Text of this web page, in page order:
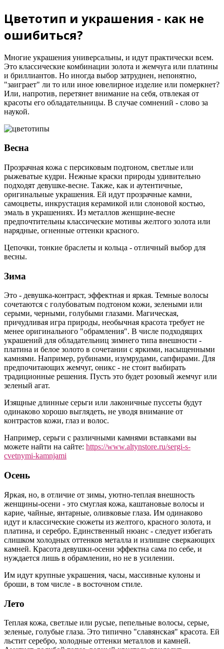
Цветотип и украшения - как не
ошибиться?
Многие украшения универсальны, и идут практически всем.
Это классические комбинации золота и жемчуга или платины
и бриллиантов. Но иногда выбор затруднен, непонятно,
"заиграет" ли то или иное ювелирное изделие или померкнет?
Или, напротив, перетянет внимание на себя, отвлекая от
красоты его обладательницы. В случае сомнений - слово за
наукой.
Весна
Прозрачная кожа с персиковым подтоном, светлые или
рыжеватые кудри. Нежные краски природы удивительно
подходят девушке-весне. Также, как и аутентичные,
оригинальные украшения. Ей идут прозрачные камни,
самоцветы, инкрустация керамикой или слоновой костью,
эмаль в украшениях. Из металлов женщине-весне
предпочтительны классические мотивы желтого золота или
нарядные, огненные оттенки красного.
Цепочки, тонкие браслеты и кольца - отличный выбор для
весны.
Зима
Это - девушка-контраст, эффектная и яркая. Темные волосы
сочетаются с голубоватым подтоном кожи, зелеными или
серыми, черными, голубыми глазами. Магическая,
причудливая игра природы, необычная красота требует не
менее оригинального "обрамления". В числе подходящих
украшений для обладательниц зимнего типа внешности -
платина и белое золото в сочетании с яркими, насыщенными
камнями. Например, рубинами, изумрудами, сапфирами. Для
предпочитающих жемчуг, оникс - не стоит выбирать
традиционные решения. Пусть это будет розовый жемчуг или
зеленый агат.
Изящные длинные серьги или лаконичные пуссеты будут
одинаково хорошо выглядеть, не уводя внимание от
контрастов кожи, глаз и волос.
Например, серьги с различными камнями вставками вы
можете найти на сайте: https://www.altynstore.ru/sergi-s-
cvetnymi-kamnjami
Осень
Яркая, но, в отличие от зимы, уютно-теплая внешность
женщины-осени - это смуглая кожа, каштановые волосы и
карие, чайные, янтарные, оливковые глаза. Им одинаково
идут и классические сюжеты из желтого, красного золота, и
платина, и серебро. Единственный нюанс - следует избегать
слишком холодных оттенков металла и излишне сверкающих
камней. Красота девушки-осени эффектна сама по себе, и
нуждается лишь в обрамлении, но не в усилении.
Им идут крупные украшения, часы, массивные кулоны и
броши, в том числе - в восточном стиле.
Лето
Теплая кожа, светлые или русые, пепельные волосы, серые,
зеленые, голубые глаза. Это типично "славянская" красота. Ей
льстит серебро, холодные оттенки металлов и камней.